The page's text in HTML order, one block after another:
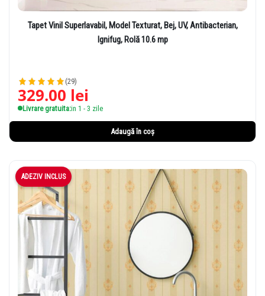
Tapet Vinil Superlavabil, Model Texturat, Bej, UV, Antibacterian,
Ignifug, Rolă 10.6 mp
(29)
329.00 lei
Livrare gratuita:in 1 - 3 zile
Adaugă în coș
ADEZIV INCLUS